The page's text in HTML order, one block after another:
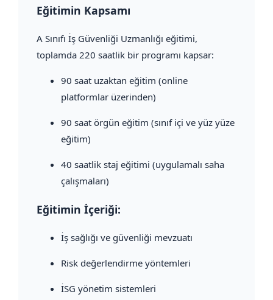
Eğitimin Kapsamı
A Sınıfı İş Güvenliği Uzmanlığı eğitimi,
toplamda 220 saatlik bir programı kapsar:
90 saat uzaktan eğitim (online
platformlar üzerinden)
90 saat örgün eğitim (sınıf içi ve yüz yüze
eğitim)
40 saatlik staj eğitimi (uygulamalı saha
çalışmaları)
Eğitimin İçeriği:
İş sağlığı ve güvenliği mevzuatı
Risk değerlendirme yöntemleri
İSG yönetim sistemleri